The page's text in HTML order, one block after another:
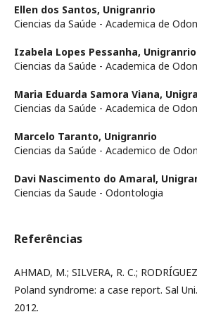
Ellen dos Santos, Unigranrio
Ciencias da Saúde - Academica de
Izabela Lopes Pessanha, Unigranrio
Ciencias da Saúde - Academica de
Maria Eduarda Samora Viana,
Ciencias da Saúde - Academica de
Marcelo Taranto, Unigranrio
Ciencias da Saúde - Academico de
Davi Nascimento do Amaral,
Ciencias da Saude - Odontologia
Referências
AHMAD, M.; SILVERA, R. C.;
Poland syndrome: a case report. Sal
2012.